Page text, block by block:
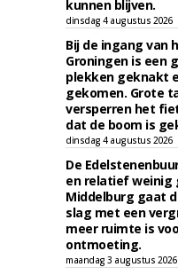
kunnen blijven.
dinsdag 4 augustus 2026
Bij de ingang van
Groningen is een
plekken geknakt
gekomen. Grote
versperren het
dat de boom is
dinsdag 4 augustus 2026
De
en relatief weinig
Middelburg gaat
slag met een
meer ruimte is
ontmoeting.
maandag 3 augustus 2026